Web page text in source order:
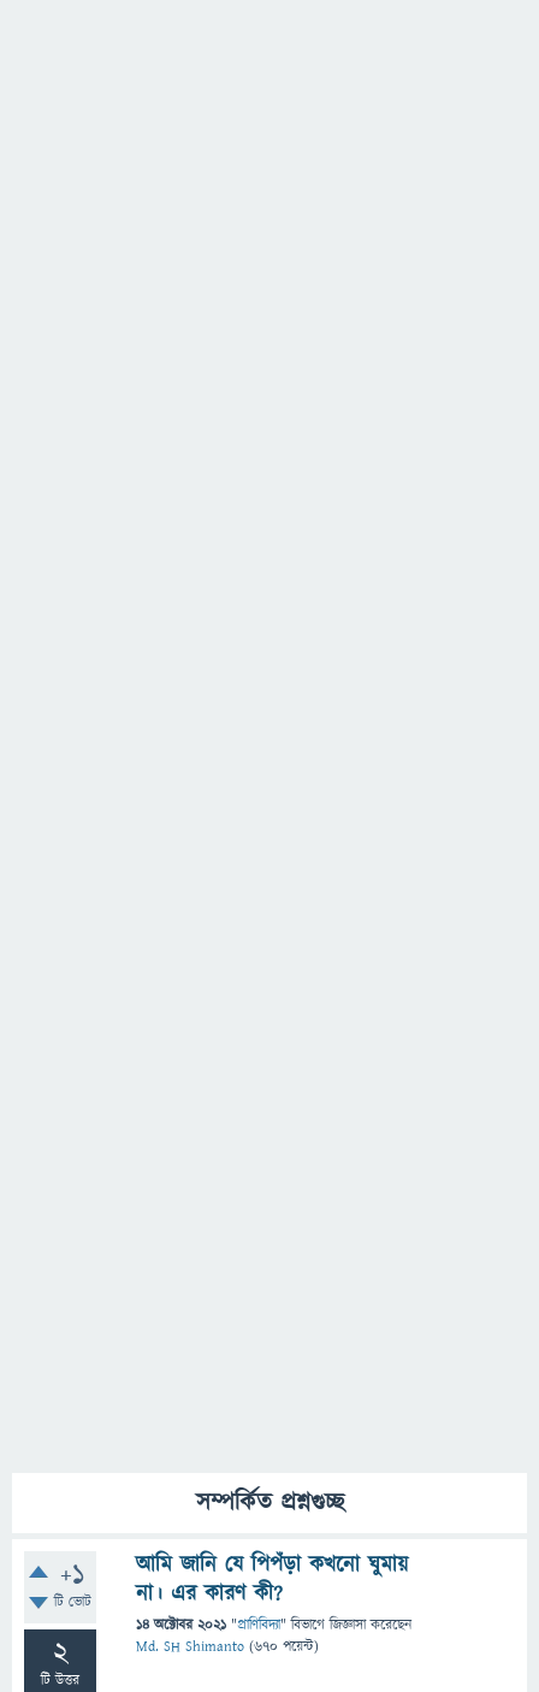
সম্পর্কিত প্রশ্নগুচ্ছ
+1
টি ভোট
2
টি উত্তর
আমি জানি যে পিপঁড়া কখনো ঘুমায়
না। এর কারণ কী?
14 অক্টোবর 2021 "প্রাণিবিদ্যা" বিভাগে জিজ্ঞাসাকরেছেন
Md. SH Shimanto (670 পয়েন্ট)